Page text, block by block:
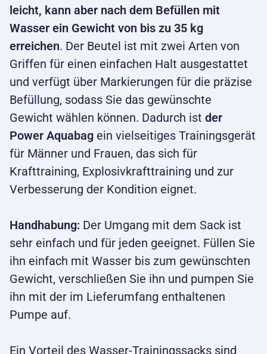
leicht, kann aber nach dem Befüllen mit
Wasser ein Gewicht von bis zu 35 kg
erreichen. Der Beutel ist mit zwei Arten von
Griffen für einen einfachen Halt ausgestattet
und verfügt über Markierungen für die präzise
Befüllung, sodass Sie das gewünschte
Gewicht wählen können. Dadurch ist der
Power Aquabag ein vielseitiges Trainingsgerät
für Männer und Frauen, das sich für
Krafttraining, Explosivkrafttraining und zur
Verbesserung der Kondition eignet.
Handhabung: Der Umgang mit dem Sack ist
sehr einfach und für jeden geeignet. Füllen Sie
ihn einfach mit Wasser bis zum gewünschten
Gewicht, verschließen Sie ihn und pumpen Sie
ihn mit der im Lieferumfang enthaltenen
Pumpe auf.
Ein Vorteil des Wasser-Trainingssacks sind